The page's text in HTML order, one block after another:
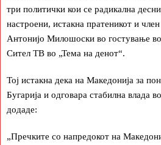
три политички кои се радикална
настроени, истакна пратеникот и
Антонијо Милошоски во гостување
Сител ТВ во „Тема на денот“.
Тој истакна дека на Македонија за
Бугарија и одговара стабилна влада
додаде:
„Пречките со напредокот на